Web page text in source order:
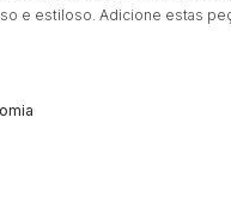
e estiloso. Adicione estas